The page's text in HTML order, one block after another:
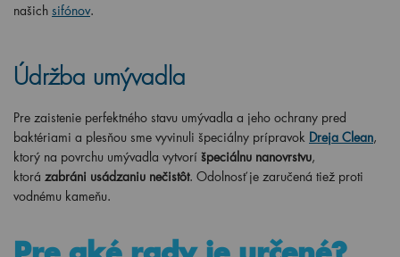
našich sifónov.
Údržba umývadla
Pre zaistenie perfektného stavu umývadla a jeho ochrany pred
baktériami a plesňou sme vyvinuli špeciálny prípravok Dreja Clean,
ktorý na povrchu umývadla vytvorí špeciálnu nanovrstvu,
ktorá zabráni usádzaniu nečistôt. Odolnosť je zaručená tiež proti
vodnému kameňu.